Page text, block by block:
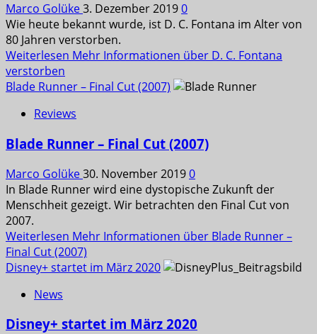
Marco Golüke3. Dezember 20190
Wie heute bekannt wurde, ist D. C. Fontana im Alter von
80 Jahren verstorben.
Weiterlesen Mehr Informationen über D. C. Fontana
verstorben
Blade Runner – Final Cut (2007)
Reviews
Blade Runner – Final Cut (2007)
Marco Golüke30. November 20190
In Blade Runner wird eine dystopische Zukunft der
Menschheit gezeigt. Wir betrachten den Final Cut von
2007.
Weiterlesen Mehr Informationen über Blade Runner –
Final Cut (2007)
Disney+ startet im März 2020
News
Disney+ startet im März 2020